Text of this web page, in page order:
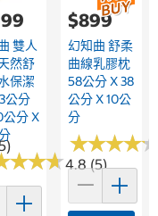
雙人
然舒
保潔
公分
公分 X
★★★
★★★4.8 (5)
$899
幻知曲 舒柔
曲線乳膠枕
58公分 X 38
公分 X 10公
分
★★★★
★★★★